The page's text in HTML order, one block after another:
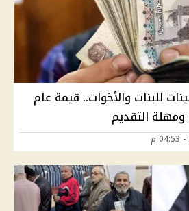
للبنات والأخوات.. قيمة عام
التقديم